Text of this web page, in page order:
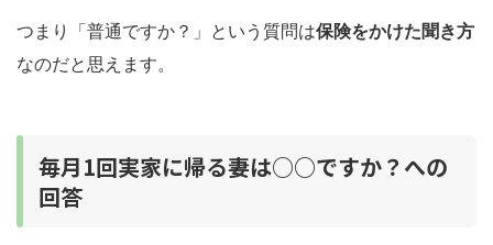
つまり「普通ですか？」という質問は保険をかけた聞き方
なのだと思えます。
毎月1回実家に帰る妻は○○ですか？への
回答